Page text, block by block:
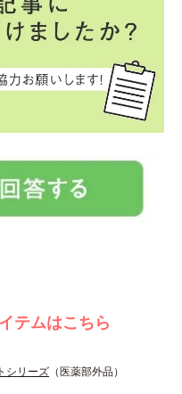
テムはこちら
シリーズ （医薬部外品）